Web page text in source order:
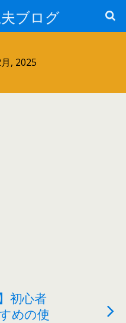
ブログ
, 2025
初心者
めの使